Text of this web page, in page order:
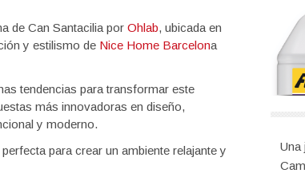
de Can Santacilia por Ohlab, ubicada en
y estilismo de Nice Home Barcelona
tendencias para transformar este
más innovadoras en diseño,
y moderno.
para crear un ambiente relajante y
Una